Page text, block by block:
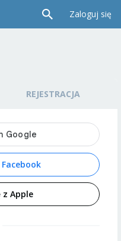
Zaloguj się
REJESTRACJA
z Apple